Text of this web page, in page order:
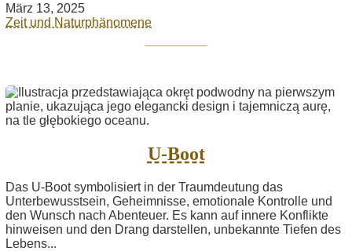
März 13, 2025
Zeit und Naturphänomene
U-Boot
Das U-Boot symbolisiert in der Traumdeutung das
Unterbewusstsein, Geheimnisse, emotionale Kontrolle und
den Wunsch nach Abenteuer. Es kann auf innere Konflikte
hinweisen und den Drang darstellen, unbekannte Tiefen des
Lebens...